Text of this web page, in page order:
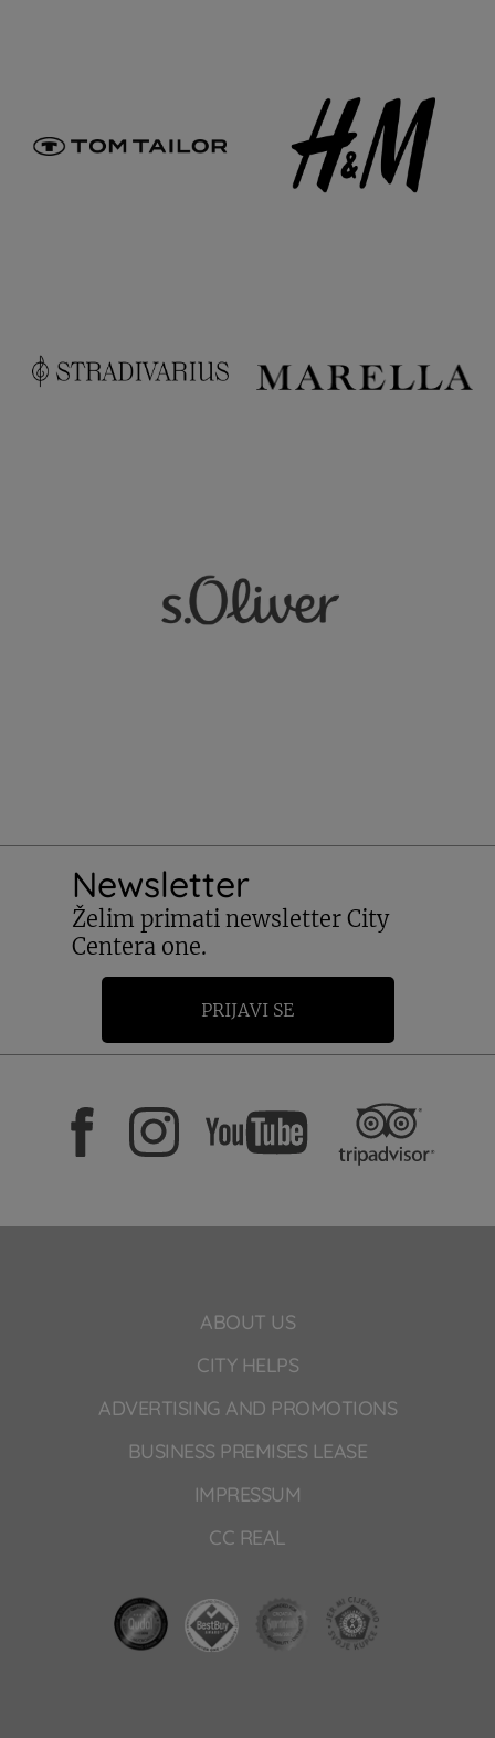
Newsletter
Želim primati newsletter City
Centera one.
PRIJAVI SE
ABOUT US
CITY HELPS
ADVERTISING AND PROMOTIONS
BUSINESS PREMISES LEASE
IMPRESSUM
CC REAL